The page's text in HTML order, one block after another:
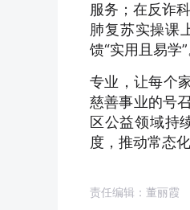
服务；在反诈
肺复苏实操课
馈“实用且易学”
专业，让每个
慈善事业的号
区公益领域持
度，推动常态
责任编辑：董丽霞